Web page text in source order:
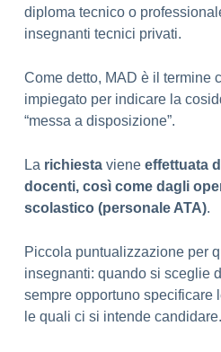
diploma tecnico o
insegnanti tecnici privati.
Come detto, MAD è il termine
impiegato per indicare la
“messa a disposizione”.
La richiesta viene effettuata
docenti, così come dagli
scolastico (personale ATA).
Piccola puntualizzazione per
insegnanti: quando si sceglie
sempre opportuno specificare
le quali ci si intende candidare.